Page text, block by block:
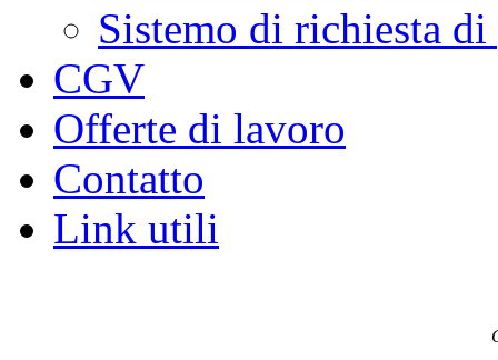
Sistemo di richiesta di
CGV
Offerte di lavoro
Contatto
Link utili